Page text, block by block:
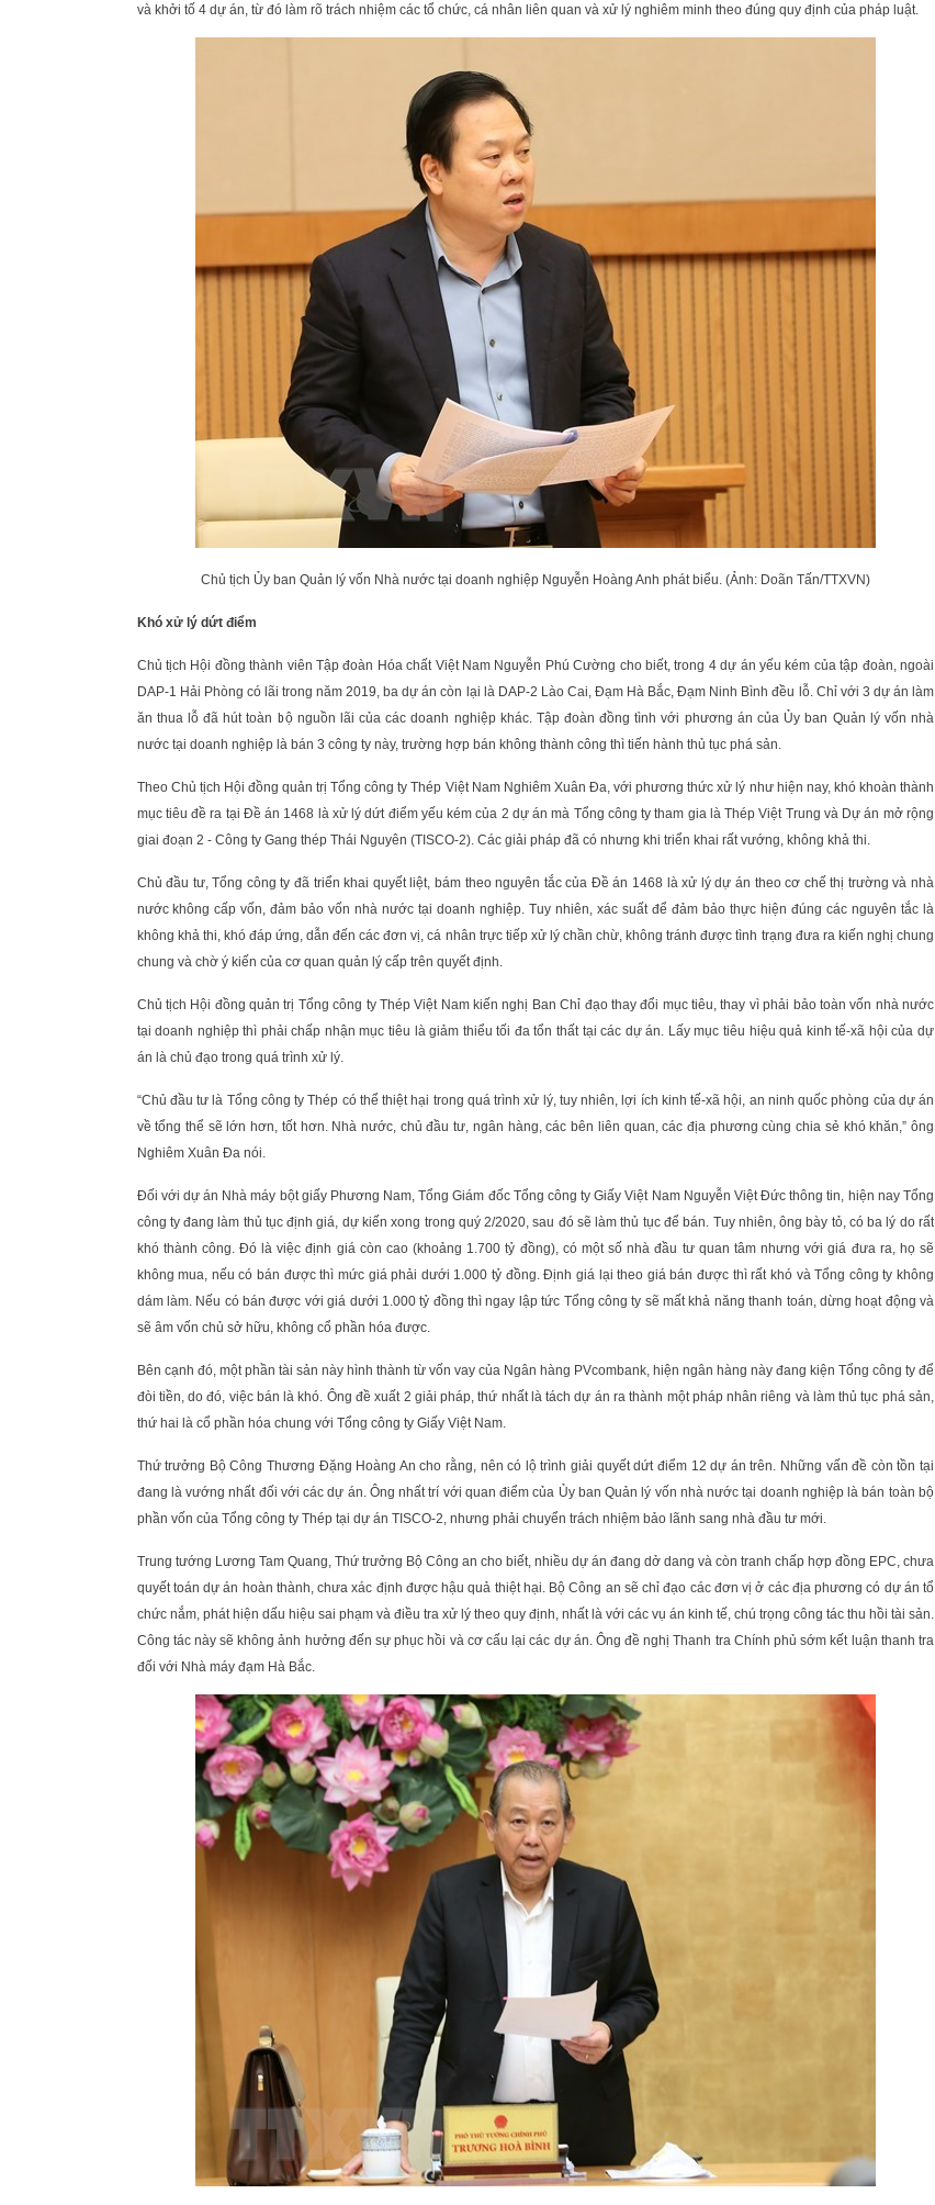
và khởi tố 4 dự án, từ đó làm rõ trách nhiệm các tổ chức, cá nhân liên quan và xử lý nghiêm minh theo đúng quy định của pháp luật.
Chủ tịch Ủy ban Quản lý vốn Nhà nước tại doanh nghiệp Nguyễn Hoàng Anh phát biểu. (Ảnh: Doãn Tấn/TTXVN)
Khó xử lý dứt điểm
Chủ tịch Hội đồng thành viên Tập đoàn Hóa chất Việt Nam Nguyễn Phú Cường cho biết, trong 4 dự án yếu kém của tập đoàn, ngoài
DAP-1 Hải Phòng có lãi trong năm 2019, ba dự án còn lại là DAP-2 Lào Cai, Đạm Hà Bắc, Đạm Ninh Bình đều lỗ. Chỉ với 3 dự án làm
ăn thua lỗ đã hút toàn bộ nguồn lãi của các doanh nghiệp khác. Tập đoàn đồng tình với phương án của Ủy ban Quản lý vốn nhà
nước tại doanh nghiệp là bán 3 công ty này, trường hợp bán không thành công thì tiến hành thủ tục phá sản.
Theo Chủ tịch Hội đồng quản trị Tổng công ty Thép Việt Nam Nghiêm Xuân Đa, với phương thức xử lý như hiện nay, khó khoàn thành
mục tiêu đề ra tại Đề án 1468 là xử lý dứt điểm yếu kém của 2 dự án mà Tổng công ty tham gia là Thép Việt Trung và Dự án mở rộng
giai đoạn 2 - Công ty Gang thép Thái Nguyên (TISCO-2). Các giải pháp đã có nhưng khi triển khai rất vướng, không khả thi.
Chủ đầu tư, Tổng công ty đã triển khai quyết liệt, bám theo nguyên tắc của Đề án 1468 là xử lý dự án theo cơ chế thị trường và nhà
nước không cấp vốn, đảm bảo vốn nhà nước tại doanh nghiệp. Tuy nhiên, xác suất để đảm bảo thực hiện đúng các nguyên tắc là
không khả thi, khó đáp ứng, dẫn đến các đơn vị, cá nhân trực tiếp xử lý chần chừ, không tránh được tình trạng đưa ra kiến nghị chung
chung và chờ ý kiến của cơ quan quản lý cấp trên quyết định.
Chủ tịch Hội đồng quản trị Tổng công ty Thép Việt Nam kiến nghị Ban Chỉ đạo thay đổi mục tiêu, thay vì phải bảo toàn vốn nhà nước
tại doanh nghiệp thì phải chấp nhận mục tiêu là giảm thiểu tối đa tổn thất tại các dự án. Lấy mục tiêu hiệu quả kinh tế-xã hội của dự
án là chủ đạo trong quá trình xử lý.
“Chủ đầu tư là Tổng công ty Thép có thể thiệt hại trong quá trình xử lý, tuy nhiên, lợi ích kinh tế-xã hội, an ninh quốc phòng của dự án
về tổng thể sẽ lớn hơn, tốt hơn. Nhà nước, chủ đầu tư, ngân hàng, các bên liên quan, các địa phương cùng chia sẻ khó khăn,” ông
Nghiêm Xuân Đa nói.
Đối với dự án Nhà máy bột giấy Phương Nam, Tổng Giám đốc Tổng công ty Giấy Việt Nam Nguyễn Việt Đức thông tin, hiện nay Tổng
công ty đang làm thủ tục định giá, dự kiến xong trong quý 2/2020, sau đó sẽ làm thủ tục để bán. Tuy nhiên, ông bày tỏ, có ba lý do rất
khó thành công. Đó là việc định giá còn cao (khoảng 1.700 tỷ đồng), có một số nhà đầu tư quan tâm nhưng với giá đưa ra, họ sẽ
không mua, nếu có bán được thì mức giá phải dưới 1.000 tỷ đồng. Định giá lại theo giá bán được thì rất khó và Tổng công ty không
dám làm. Nếu có bán được với giá dưới 1.000 tỷ đồng thì ngay lập tức Tổng công ty sẽ mất khả năng thanh toán, dừng hoạt động và
sẽ âm vốn chủ sở hữu, không cổ phần hóa được.
Bên cạnh đó, một phần tài sản này hình thành từ vốn vay của Ngân hàng PVcombank, hiện ngân hàng này đang kiện Tổng công ty để
đòi tiền, do đó, việc bán là khó. Ông đề xuất 2 giải pháp, thứ nhất là tách dự án ra thành một pháp nhân riêng và làm thủ tục phá sản,
thứ hai là cổ phần hóa chung với Tổng công ty Giấy Việt Nam.
Thứ trưởng Bộ Công Thương Đặng Hoàng An cho rằng, nên có lộ trình giải quyết dứt điểm 12 dự án trên. Những vấn đề còn tồn tại
đang là vướng nhất đối với các dự án. Ông nhất trí với quan điểm của Ủy ban Quản lý vốn nhà nước tại doanh nghiệp là bán toàn bộ
phần vốn của Tổng công ty Thép tại dự án TISCO-2, nhưng phải chuyển trách nhiệm bảo lãnh sang nhà đầu tư mới.
Trung tướng Lương Tam Quang, Thứ trưởng Bộ Công an cho biết, nhiều dự án đang dở dang và còn tranh chấp hợp đồng EPC, chưa
quyết toán dự án hoàn thành, chưa xác định được hậu quả thiệt hại. Bộ Công an sẽ chỉ đạo các đơn vị ở các địa phương có dự án tổ
chức nắm, phát hiện dấu hiệu sai phạm và điều tra xử lý theo quy định, nhất là với các vụ án kinh tế, chú trọng công tác thu hồi tài sản.
Công tác này sẽ không ảnh hưởng đến sự phục hồi và cơ cấu lại các dự án. Ông đề nghị Thanh tra Chính phủ sớm kết luận thanh tra
đối với Nhà máy đạm Hà Bắc.